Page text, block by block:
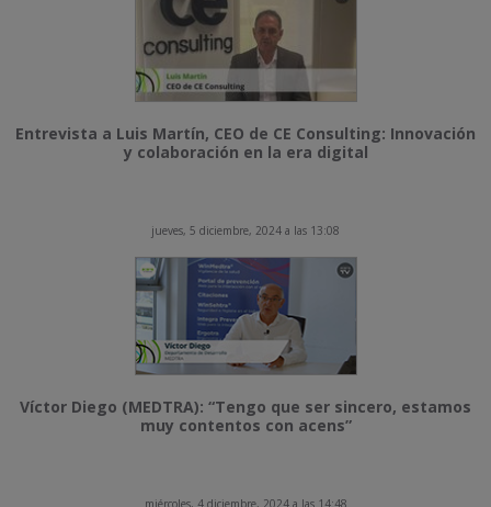
Entrevista a Luis Martín, CEO de CE Consulting: Innovación
y colaboración en la era digital
jueves, 5 diciembre, 2024 a las 13:08
Víctor Diego (MEDTRA): “Tengo que ser sincero, estamos
muy contentos con acens”
miércoles, 4 diciembre, 2024 a las 14:48